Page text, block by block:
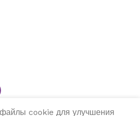
cookie для улучшения